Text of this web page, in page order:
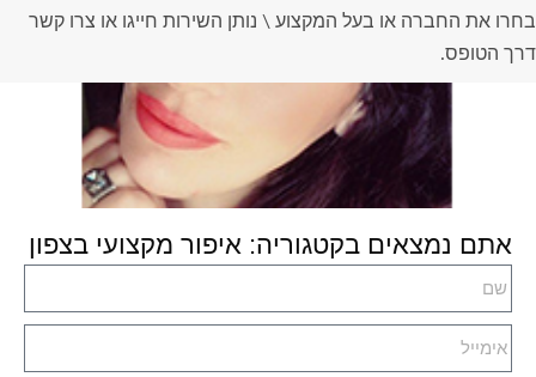
בחרו את החברה או בעל המקצוע \ נותן השירות חייגו או צרו קשר
דרך הטופס.
אתם נמצאים בקטגוריה: איפור מקצועי בצפון